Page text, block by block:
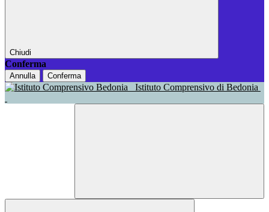
Chiudi
Conferma
Annulla Conferma
Istituto Comprensivo di Bedonia